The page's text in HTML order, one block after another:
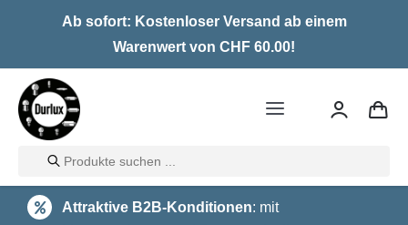
Ab sofort: Kostenloser Versand ab einem
Warenwert von CHF 60.00!
Toggle
Home
LED
Products
search
Attraktive B2B-Konditionen: mit